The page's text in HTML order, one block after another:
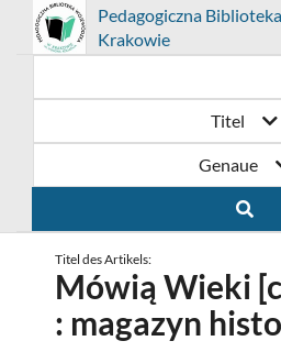
Hauptmenü
Suchmaschine
Hauptinhalt
Prolib
Integro
-
Pedagogiczna
Krakowie
Titel
Genaue
Titel des Artikels:
Mówią Wieki
: magazyn